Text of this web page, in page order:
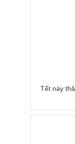
Tết này